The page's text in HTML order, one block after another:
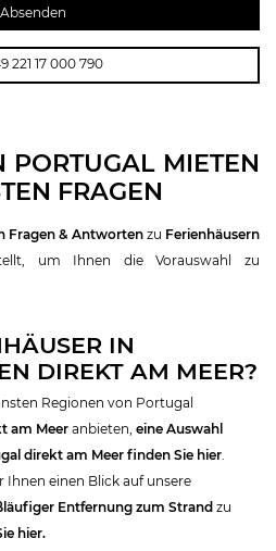
221 17 000 790
PORTUGAL MIETEN
FRAGEN
Fragen & Antwortenzu Ferienhäusern
um Ihnen die Vorauswahl zu
IN
DIREKT AM MEER?
Regionen von Portugal
am Meeranbieten, eine Auswahl
direkt am Meer finden Sie hier.
einen Blick auf unsere
Entfernung zum Strand zu
hier.